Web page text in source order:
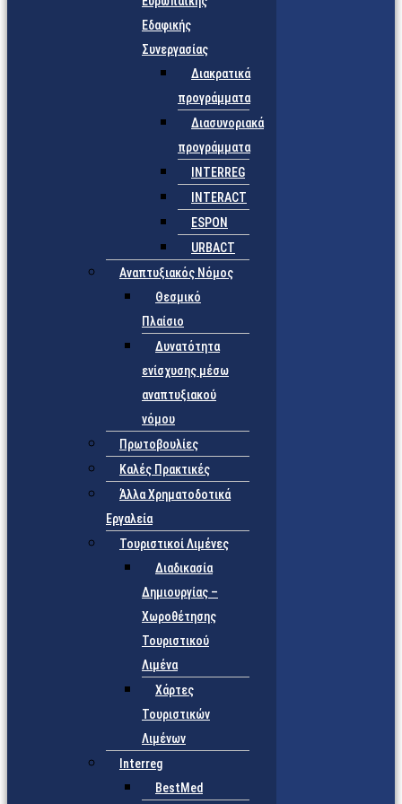
Εδαφικής
Συνεργασίας
Διακρατικά
προγράμματα
Διασυνοριακά
προγράμματα
INTERREG
INTERACT
ESPON
URBACT
Αναπτυξιακός Νόμος
Θεσμικό
Πλαίσιο
Δυνατότητα
ενίσχυσης μέσω
αναπτυξιακού
νόμου
Πρωτοβουλίες
Καλές Πρακτικές
Άλλα Χρηματοδοτικά
Εργαλεία
Τουριστικοί Λιμένες
Διαδικασία
Δημιουργίας –
Χωροθέτησης
Τουριστικού
Λιμένα
Χάρτες
Τουριστικών
Λιμένων
Interreg
BestMed